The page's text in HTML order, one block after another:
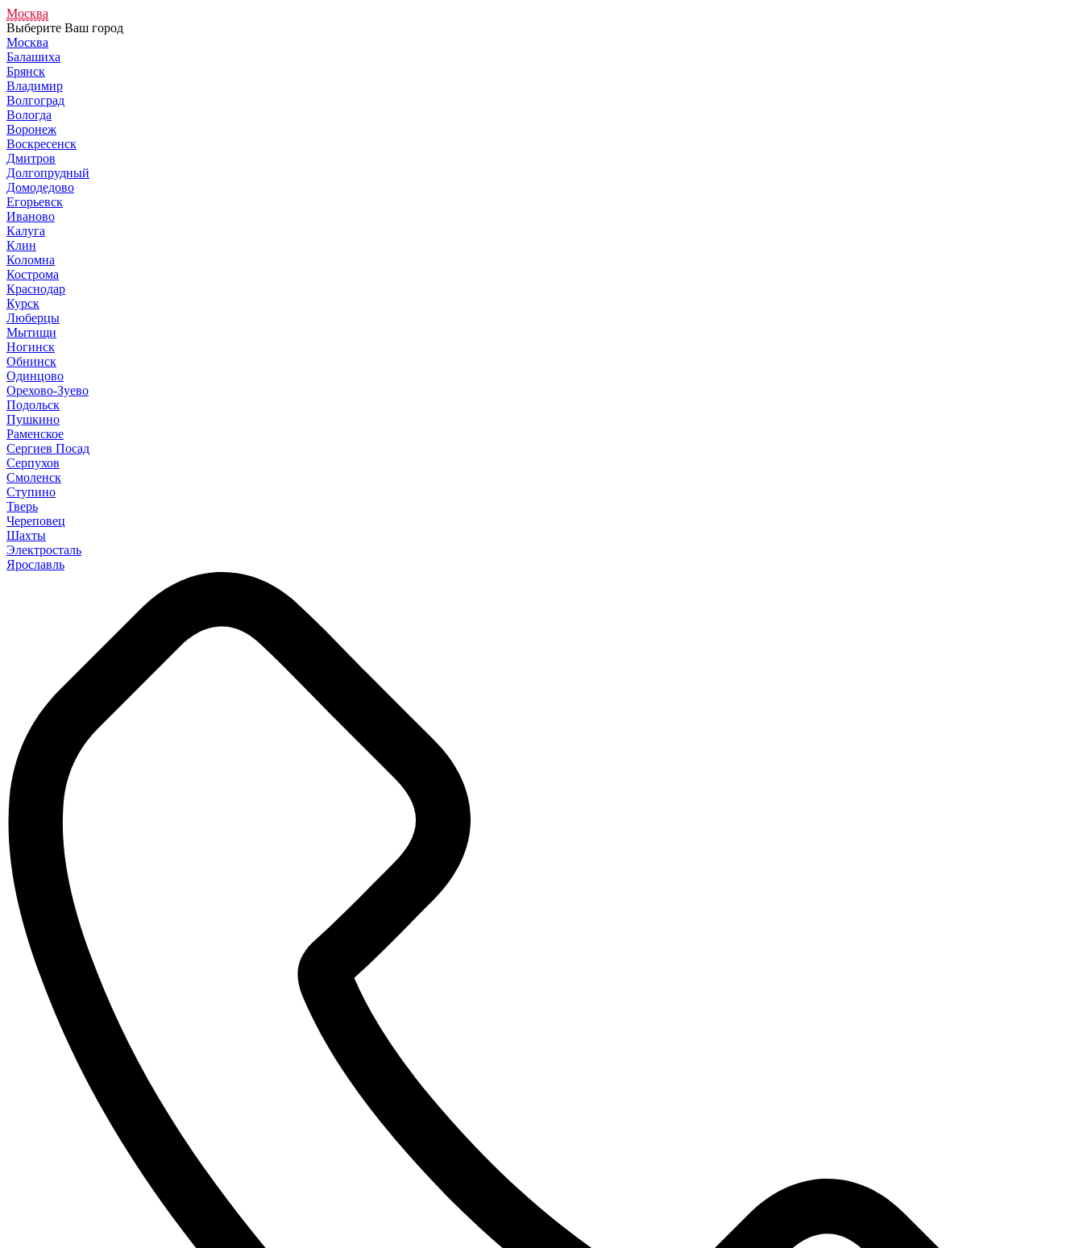
Москва
Выберите Ваш город
Москва
Балашиха
Брянск
Владимир
Волгоград
Вологда
Воронеж
Воскресенск
Дмитров
Долгопрудный
Домодедово
Егорьевск
Иваново
Калуга
Клин
Коломна
Кострома
Краснодар
Курск
Люберцы
Мытищи
Ногинск
Обнинск
Одинцово
Орехово-Зуево
Подольск
Пушкино
Раменское
Сергиев Посад
Серпухов
Смоленск
Ступино
Тверь
Череповец
Шахты
Электросталь
Ярославль